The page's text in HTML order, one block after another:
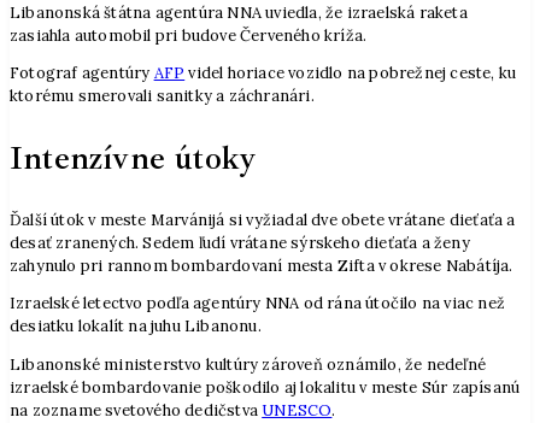
Libanonská štátna agentúra NNA uviedla, že izraelská raketa
zasiahla automobil pri budove Červeného kríža.
Fotograf agentúry AFP videl horiace vozidlo na pobrežnej ceste, ku
ktorému smerovali sanitky a záchranári.
Intenzívne útoky
Ďalší útok v meste Marvánijá si vyžiadal dve obete vrátane dieťaťa a
desať zranených. Sedem ľudí vrátane sýrskeho dieťaťa a ženy
zahynulo pri rannom bombardovaní mesta Zifta v okrese Nabátíja.
Izraelské letectvo podľa agentúry NNA od rána útočilo na viac než
desiatku lokalít na juhu Libanonu.
Libanonské ministerstvo kultúry zároveň oznámilo, že nedeľné
izraelské bombardovanie poškodilo aj lokalitu v meste Súr zapísanú
na zozname svetového dedičstva UNESCO.